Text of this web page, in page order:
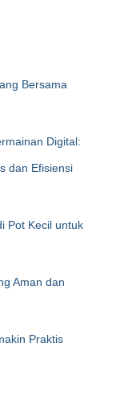
Bersama
Digital:
dan Efisiensi
Pot Kecil untuk
Aman dan
Praktis